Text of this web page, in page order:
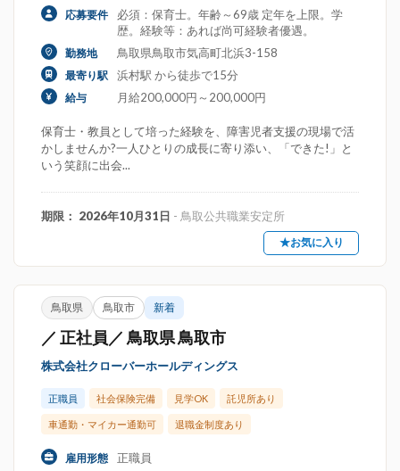
応募要件
必須：保育士。年齢～69歳 定年を上限。学
歴。経験等：あれば尚可経験者優遇。
勤務地 鳥取県鳥取市気高町北浜3-158
最寄り駅 浜村駅 から徒歩で15分
給与 月給200,000円～200,000円
保育士・教員として培った経験を、障害児者支援の現場で活
かしませんか?一人ひとりの成長に寄り添い、「できた!」と
いう笑顔に出会...
期限： 2026年10月31日 - 鳥取公共職業安定所
★お気に入り
鳥取県 鳥取市 新着
／ 正社員／ 鳥取県 鳥取市
株式会社クローバーホールディングス
正職員 社会保険完備 見学OK 託児所あり
車通勤・マイカー通勤可 退職金制度あり
雇用形態 正職員